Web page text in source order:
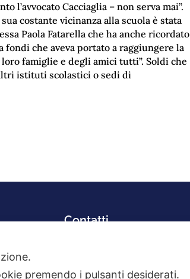
l’avvocato Cacciaglia – non serva mai”.
costante vicinanza alla scuola è stata
Paola Fatarella che ha anche ricordato
fondi che aveva portato a raggiungere la
famiglie e degli amici tutti”. Soldi che
istituti scolastici o sedi di
Contatti
E-mail:
premendo i pulsanti desiderati.